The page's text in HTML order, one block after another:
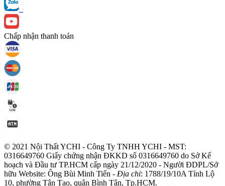
Chấp nhận thanh toán
© 2021 Nội Thất YCHI - Công Ty TNHH YCHI - MST:
0316649760 Giấy chứng nhận ĐKKD số 0316649760 do Sở Kế
hoạch và Đầu tư TP.HCM cấp ngày 21/12/2020 - Người ĐDPL/Sở
hữu Website: Ông Bùi Minh Tiến - Địa chỉ: 1788/19/10A Tỉnh Lộ
10, phường Tân Tạo, quận Bình Tân, Tp.HCM.